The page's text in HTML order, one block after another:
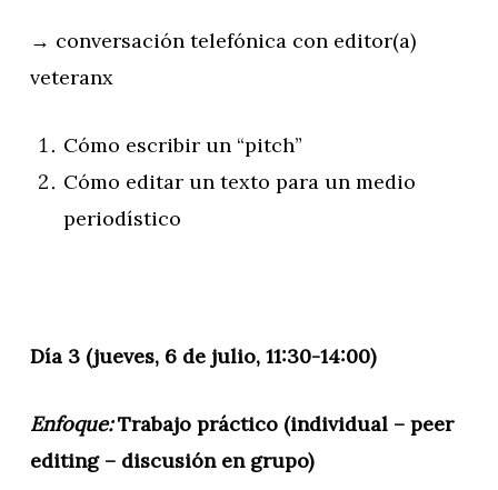
→ conversación telefónica con editor(a)
veteranx
Cómo escribir un “pitch”
Cómo editar un texto para un medio
periodístico
Día 3 (jueves, 6 de julio, 11:30-14:00)
Enfoque:Trabajo práctico (individual – peer
editing – discusión en grupo)